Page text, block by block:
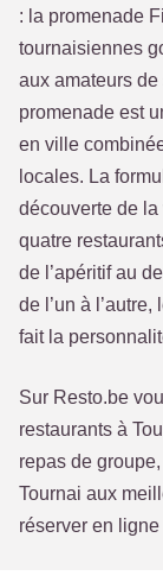
: la promenade
tournaisiennes
aux amateurs
promenade est
en ville
locales. La
découverte de
quatre
de l’apéritif au
de l’un à
fait la
Sur Resto.be
restaurants à
repas de
Tournai aux
réserver en